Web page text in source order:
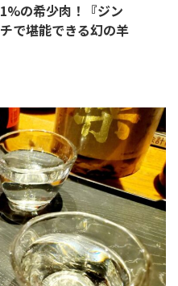
の希少肉！『ジン
で堪能できる幻の羊